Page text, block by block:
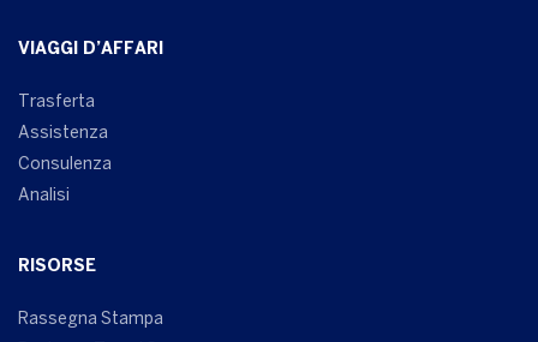
VIAGGI D’AFFARI
Trasferta
Assistenza
Consulenza
Analisi
RISORSE
Rassegna Stampa